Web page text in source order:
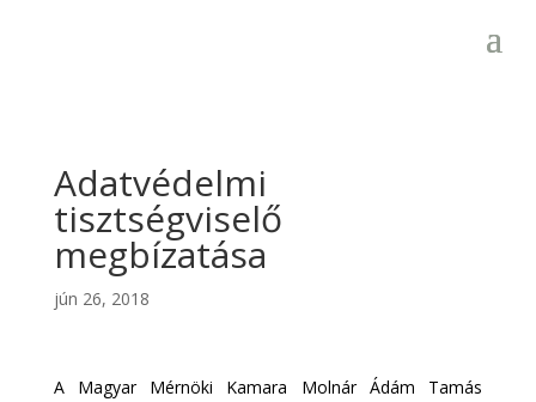
Adatvédelmi
tisztségviselő
megbízatása
jún 26, 2018
A Magyar Mérnöki Kamara Molnár Ádám Tamás